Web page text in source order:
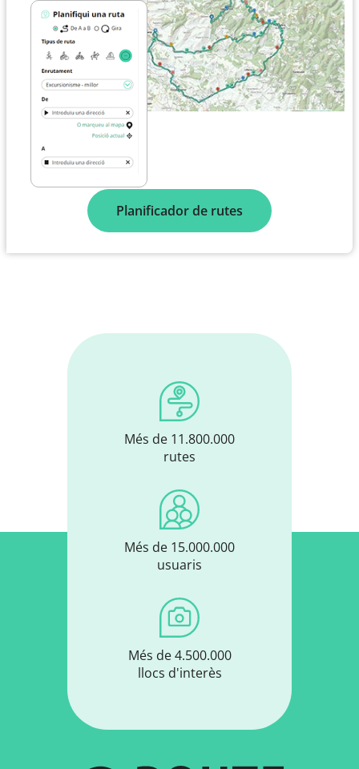
Planificador de rutes
Més de 11.800.000
rutes
Més de 15.000.000
usuaris
Més de 4.500.000
llocs d'interès